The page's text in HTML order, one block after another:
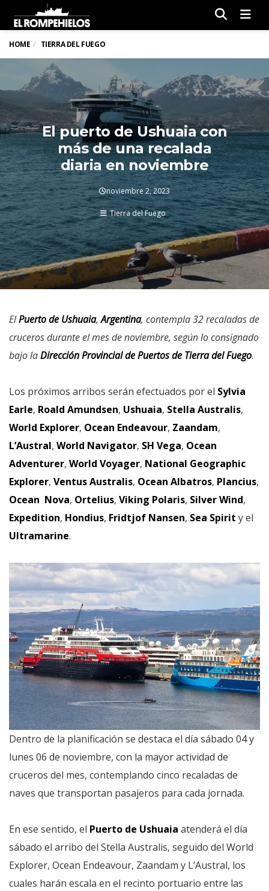
HOME TIERRA DEL FUEGO
El puerto de Ushuaia con
más de una recalada
diaria en noviembre
noviembre 2, 2023
Tierra del Fuego
ElPuerto de Ushuaia,Argentina, contempla 32 recaladas de
cruceros durante el mes de noviembre, según lo consignado
bajo laDirección Provincial de Puertos de Tierra del Fuego.
Los próximos arribos serán efectuados por el Sylvia
Earle, Roald Amundsen, Ushuaia, Stella Australis,
World Explorer, Ocean Endeavour, Zaandam,
L’Austral, World Navigator, SH Vega, Ocean
Adventurer, World Voyager, National Geographic
Explorer, Ventus Australis, Ocean Albatros, Plancius,
Ocean Nova, Ortelius, Viking Polaris, Silver Wind,
Expedition, Hondius, Fridtjof Nansen, Sea Spirit y el
Ultramarine.
Dentro de la planificación se destaca el día sábado 04 y
lunes 06 de noviembre, con la mayor actividad de
cruceros del mes, contemplando cinco recaladas de
naves que transportan pasajeros para cada jornada.
En ese sentido, el Puerto de Ushuaia atenderá el día
sábado el arribo del Stella Australis, seguido del World
Explorer, Ocean Endeavour, Zaandam y L’Austral, los
cuales harán escala en el recinto portuario entre las